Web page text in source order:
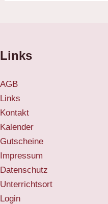
Links
AGB
Links
Kontakt
Kalender
Gutscheine
Impressum
Datenschutz
Unterrichtsort
Login